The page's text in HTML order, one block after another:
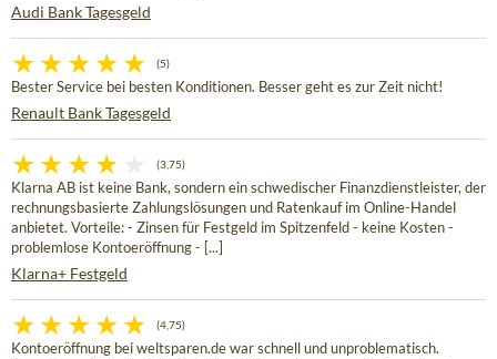
Audi Bank Tagesgeld
(5)
Bester Service bei besten Konditionen. Besser geht es zur Zeit nicht!
Renault Bank Tagesgeld
(3,75)
Klarna AB ist keine Bank, sondern ein schwedischer Finanzdienstleister, der
rechnungsbasierte Zahlungslösungen und Ratenkauf im Online-Handel
anbietet. Vorteile: - Zinsen für Festgeld im Spitzenfeld - keine Kosten -
problemlose Kontoeröffnung - [...]
Klarna+ Festgeld
(4,75)
Kontoeröffnung bei weltsparen.de war schnell und unproblematisch.